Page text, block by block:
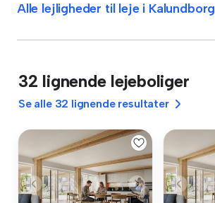
Alle lejligheder til leje i Kalundborg
32 lignende lejeboliger
Se alle 32 lignende resultater